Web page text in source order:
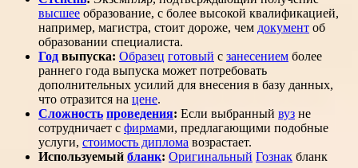
высшее образование, с более высокой квалификацией,
например, магистра, стоит дороже, чем документ об
образовании специалиста.
Год выпуска: Образец готовый с занесением более
раннего года выпуска может потребовать
дополнительных усилий для внесения в базу данных,
что отразится на цене.
Сложность проведения: Если выбранный вуз не
сотрудничает с фирмами, предлагающими подобные
услуги, стоимость диплома возрастает.
Используемый бланк: Оригинальный Гознак бланк